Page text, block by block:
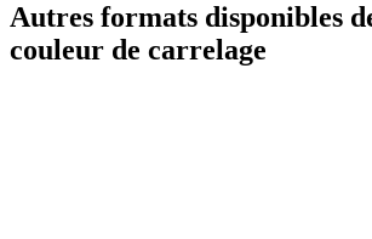
Autres formats disponibles
couleur de carrelage